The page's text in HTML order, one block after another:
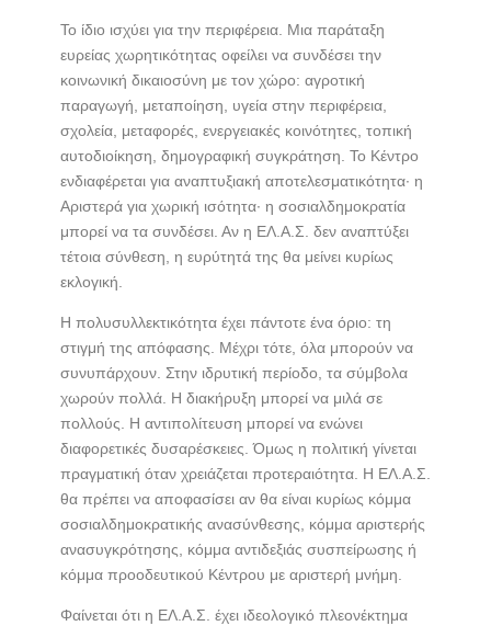
Το ίδιο ισχύει για την περιφέρεια. Μια παράταξη
ευρείας χωρητικότητας οφείλει να συνδέσει την
κοινωνική δικαιοσύνη με τον χώρο: αγροτική
παραγωγή, μεταποίηση, υγεία στην περιφέρεια,
σχολεία, μεταφορές, ενεργειακές κοινότητες, τοπική
αυτοδιοίκηση, δημογραφική συγκράτηση. Το Κέντρο
ενδιαφέρεται για αναπτυξιακή αποτελεσματικότητα· η
Αριστερά για χωρική ισότητα· η σοσιαλδημοκρατία
μπορεί να τα συνδέσει. Αν η ΕΛ.Α.Σ. δεν αναπτύξει
τέτοια σύνθεση, η ευρύτητά της θα μείνει κυρίως
εκλογική.
Η πολυσυλλεκτικότητα έχει πάντοτε ένα όριο: τη
στιγμή της απόφασης. Μέχρι τότε, όλα μπορούν να
συνυπάρχουν. Στην ιδρυτική περίοδο, τα σύμβολα
χωρούν πολλά. Η διακήρυξη μπορεί να μιλά σε
πολλούς. Η αντιπολίτευση μπορεί να ενώνει
διαφορετικές δυσαρέσκειες. Όμως η πολιτική γίνεται
πραγματική όταν χρειάζεται προτεραιότητα. Η ΕΛ.Α.Σ.
θα πρέπει να αποφασίσει αν θα είναι κυρίως κόμμα
σοσιαλδημοκρατικής ανασύνθεσης, κόμμα αριστερής
ανασυγκρότησης, κόμμα αντιδεξιάς συσπείρωσης ή
κόμμα προοδευτικού Κέντρου με αριστερή μνήμη.
Φαίνεται ότι η ΕΛ.Α.Σ. έχει ιδεολογικό πλεονέκτημα